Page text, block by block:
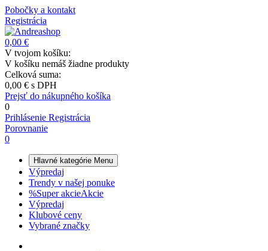
Pobočky a kontakt
Registrácia
0,00 €
V tvojom košíku:
V košíku nemáš žiadne produkty
Celková suma:
0,00 € s DPH
Prejsť do nákupného košíka
0
Prihlásenie Registrácia
Porovnanie
0
Hlavné kategórie Menu
Výpredaj
Trendy v našej ponuke
%Super akcieAkcie
Výpredaj
Klubové ceny
Vybrané značky